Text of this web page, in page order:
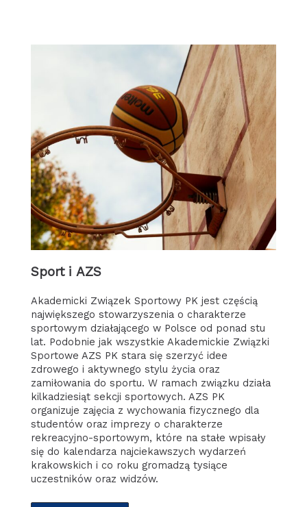
Sport i AZS
Akademicki Związek Sportowy PK jest częścią
największego stowarzyszenia o charakterze
sportowym działającego w Polsce od ponad stu
lat. Podobnie jak wszystkie Akademickie Związki
Sportowe AZS PK stara się szerzyć idee
zdrowego i aktywnego stylu życia oraz
zamiłowania do sportu. W ramach związku działa
kilkadziesiąt sekcji sportowych. AZS PK
organizuje zajęcia z wychowania fizycznego dla
studentów oraz imprezy o charakterze
rekreacyjno-sportowym, które na stałe wpisały
się do kalendarza najciekawszych wydarzeń
krakowskich i co roku gromadzą tysiące
uczestników oraz widzów.